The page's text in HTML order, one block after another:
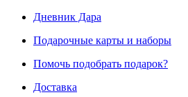
Дневник Дара
Подарочные карты и наборы
Помочь подобрать подарок?
Доставка